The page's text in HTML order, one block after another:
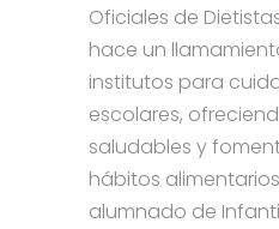
Oficiales de
hace un
institutos para
escolares,
saludables y
hábitos
alumnado de